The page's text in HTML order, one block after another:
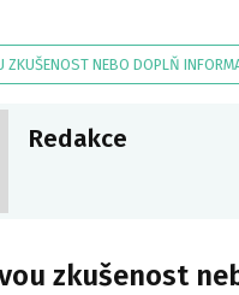
ZKUŠENOST NEBO DOPLŇ
Redakce
zkušenost